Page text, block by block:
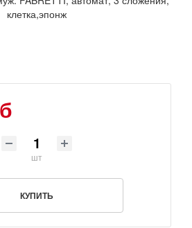
шт
КУПИТЬ